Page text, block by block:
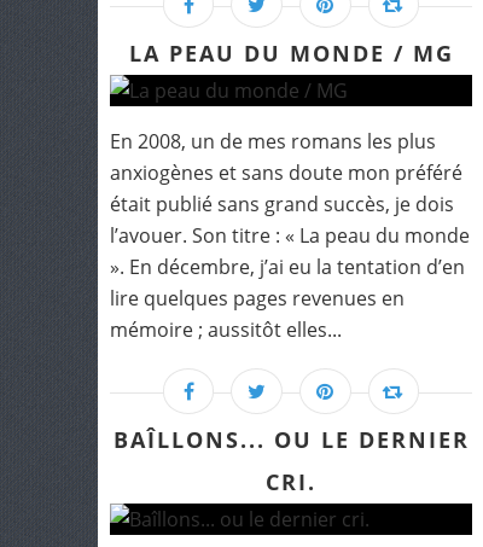
LA PEAU DU MONDE / MG
En 2008, un de mes romans les plus
anxiogènes et sans doute mon préféré
était publié sans grand succès, je dois
l’avouer. Son titre : « La peau du monde
». En décembre, j’ai eu la tentation d’en
lire quelques pages revenues en
mémoire ; aussitôt elles...
BAÎLLONS... OU LE DERNIER
CRI.